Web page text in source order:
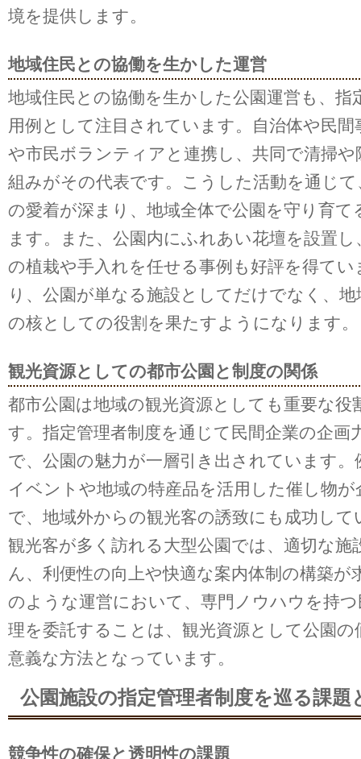
境を提供します。
地域住民との協働を生かした運営
地域住民との協働を生かした公園運営も、指
用例として注目されています。自治体や民間
や市民ボランティアと連携し、共同で清掃や
組みがその代表です。こうした活動を通じ
の愛着が深まり、地域全体で公園を守り育て
ます。また、公園内にふれあい花壇を設置し
の植栽や手入れを任せる事例も好評を得て
り、公園が単なる施設としてだけでなく、
の核としての役割を果たすようになります。
観光資源としての都市公園と制度の関係
都市公園は地域の観光資源としても重要な役
す。指定管理者制度を通じて民間企業の企画
で、公園の魅力が一層引き出されています。
イベントや地域の特産品を活用した催し物
で、地域外からの観光客の誘致にも成功して
観光客が多く訪れる大型公園では、適切な施
ん、利便性の向上や快適な案内体制の構築が
のような運営において、専門ノウハウを持
理を委託することは、観光資源として公園の
意義な方法となっています。
公園施設の指定管理者制度を巡る課題
競争性の確保と透明性の課題